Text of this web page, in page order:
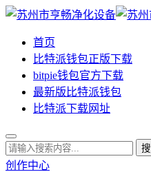
首页
比特派钱包正版下载
bitpie钱包官方下载
最新版比特派钱包
比特派下载网址
创作中心